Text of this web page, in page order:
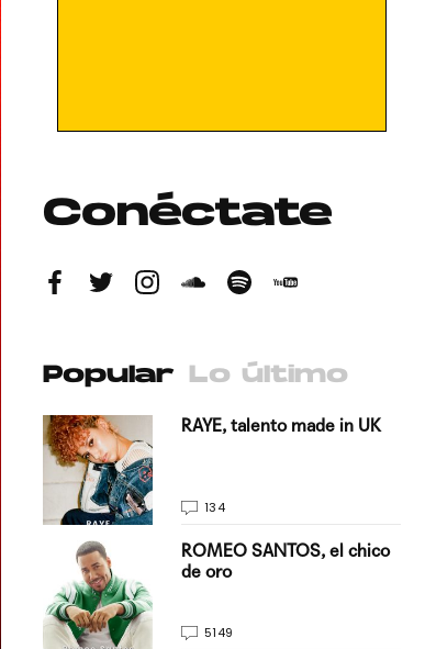
Conéctate
Popular Lo último
RAYE, talento made in UK
134
ROMEO SANTOS, el chico
de oro
5149